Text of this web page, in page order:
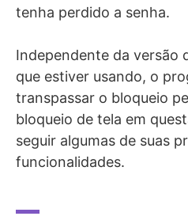
tenha perdido a senha.
Independente da versão
que estiver usando, o
transpassar o bloqueio
bloqueio de tela em
seguir algumas de suas
funcionalidades.